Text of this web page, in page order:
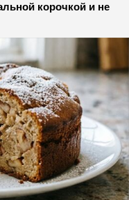
корочкой и не